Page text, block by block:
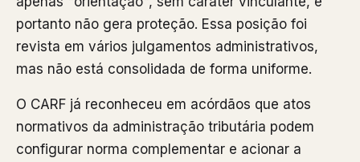
portanto não gera proteção. Essa posição foi
revista em vários julgamentos administrativos,
mas não está consolidada de forma uniforme.
O CARF já reconheceu em acórdãos que atos
normativos da administração tributária podem
configurar norma complementar e acionar a